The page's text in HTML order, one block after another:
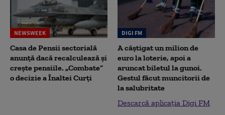
NEWSWEEK
Casa de Pensii sectorială
anunță dacă recalculează și
crește pensiile. „Combate”
o decizie a Înaltei Curți
DIGI FM
A câștigat un milion de
euro la loterie, apoi a
aruncat biletul la gunoi.
Gestul făcut muncitorii de
la salubritate
Descarcă aplicația Digi FM